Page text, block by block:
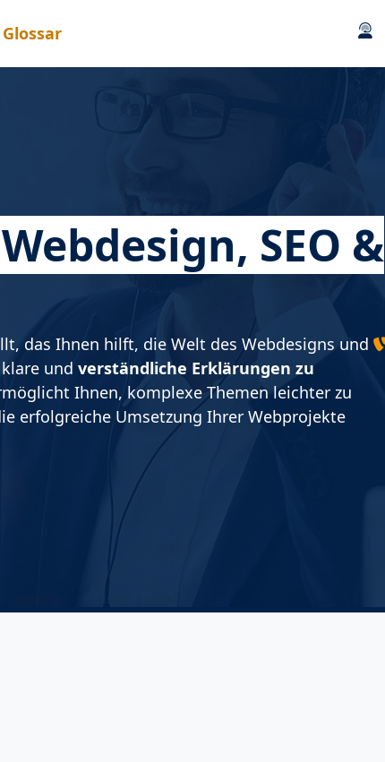
Glossar
SEO &
das Ihnen hilft, die Welt des Webdesigns und
und verständliche Erklärungen zu
Ihnen, komplexe Themen leichter zu
erfolgreiche Umsetzung Ihrer Webprojekte